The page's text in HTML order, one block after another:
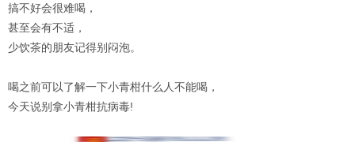
搞不好会很难喝，
甚至会有不适，
少饮茶的朋友记得别闷泡。
喝之前可以了解一下小青柑什么人不能喝，
今天说别拿小青柑抗病毒!